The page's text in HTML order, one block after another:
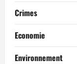
c
l
e
Crimes
Economie
Environnement